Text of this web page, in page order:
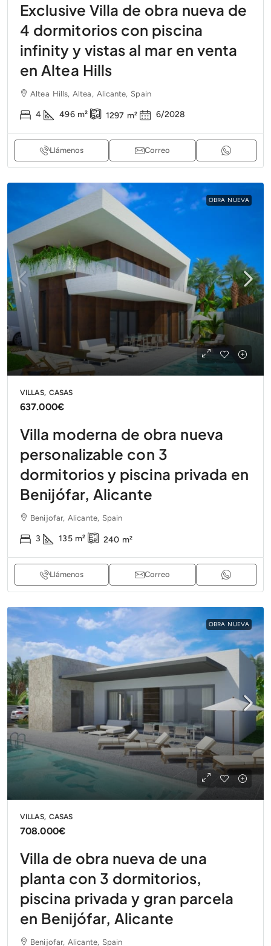
Exclusive Villa de obra nueva de
4 dormitorios con piscina
infinity y vistas al mar en venta
en Altea Hills
Altea Hills, Altea, Alicante, Spain
4 496 m² 1297 m² 6/2028
Llámenos Correo
OBRA NUEVA
VILLAS, CASAS
637.000€
Villa moderna de obra nueva
personalizable con 3
dormitorios y piscina privada en
Benijófar, Alicante
Benijofar, Alicante, Spain
3 135 m² 240 m²
Llámenos Correo
OBRA NUEVA
VILLAS, CASAS
708.000€
Villa de obra nueva de una
planta con 3 dormitorios,
piscina privada y gran parcela
en Benijófar, Alicante
Benijofar, Alicante, Spain